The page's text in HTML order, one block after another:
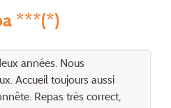
***(*)
années. Nous
Accueil toujours aussi
Repas très correct,